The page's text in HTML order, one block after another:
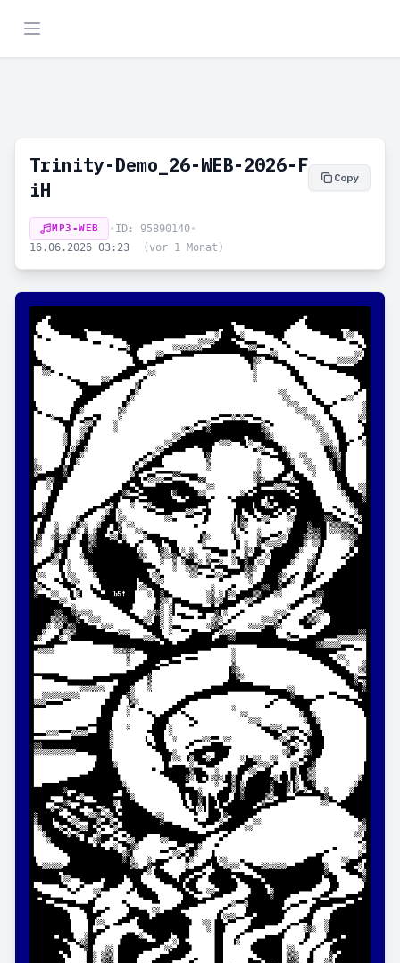
Trinity-Demo_26-WEB-2026-F
iH
Copy
MP3-WEB • ID: 95890140•
16.06.2026 03:23
(vor 1 Monat)